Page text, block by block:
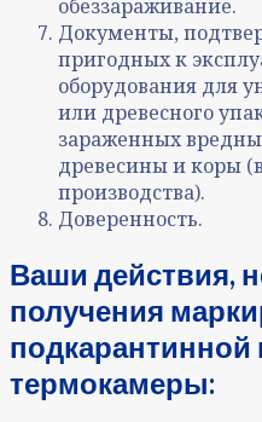
обеззараживание.
Документы,
пригодных к
оборудования для
или древесного
зараженных
древесины и коры
производства).
Доверенность.
Ваши действия,
получения
подкарантинной
термокамеры: